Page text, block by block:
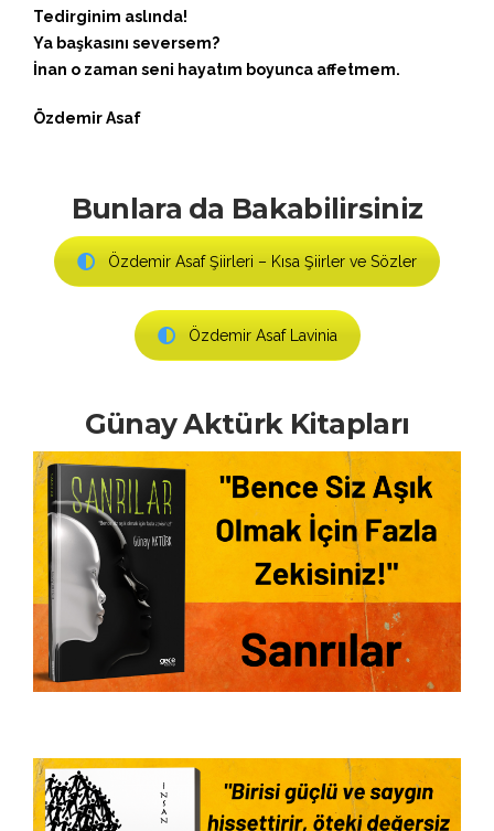
Tedirginim aslında!
Ya başkasını seversem?
İnan o zaman seni hayatım boyunca affetmem.
Özdemir Asaf
Bunlara da Bakabilirsiniz
Özdemir Asaf Şiirleri – Kısa Şiirler ve Sözler
Özdemir Asaf Lavinia
Günay Aktürk Kitapları